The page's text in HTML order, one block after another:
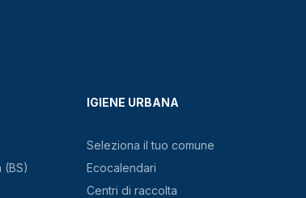
(BS)
IGIENE URBANA
Seleziona il tuo comune
Ecocalendari
Centri di raccolta